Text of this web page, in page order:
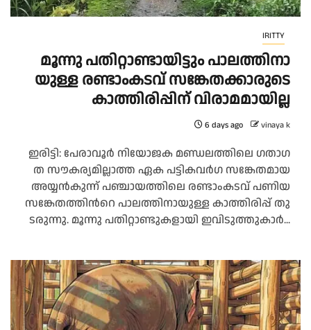
IRITTY
മൂ​ന്നു പ​തി​റ്റാ​ണ്ടാ​യി​ട്ടും പാ​ല​ത്തി​നാ​
യു​ള്ള ര​ണ്ടാംക​ട​വ് സ​ങ്കേ​ത​ക്കാ​രു​ടെ
കാ​ത്തി​രി​പ്പി​ന് വി​രാ​മ​മാ​യി​ല്ല
6 days ago vinaya k
ഇ​രി​ട്ടി: പേ​രാ​വൂ​ർ നി​യോ​ജ​ക മ​ണ്ഡ​ല​ത്തി​ലെ ഗ​താ​ഗ​
ത സൗ​ക​ര്യ​മി​ല്ലാ​ത്ത ഏ​ക പ​ട്ടി​ക​വ​ർ​ഗ സ​ങ്കേ​ത​മാ​യ
അ​യ്യ​ൻ​കു​ന്ന് പ​ഞ്ചാ​യ​ത്തി​ലെ ര​ണ്ടാം​ക​ട​വ് പ​ണി​യ
സ​ങ്കേ​ത​ത്തി​ന്‍റെ പാ​ല​ത്തി​നാ​യു​ള്ള കാ​ത്തി​രി​പ്പ് തു​
ട​രു​ന്നു. മൂ​ന്നു പ​തി​റ്റാ​ണ്ടു​ക​ളാ​യി ഇ​വി​ടു​ത്തു​കാ​ർ...